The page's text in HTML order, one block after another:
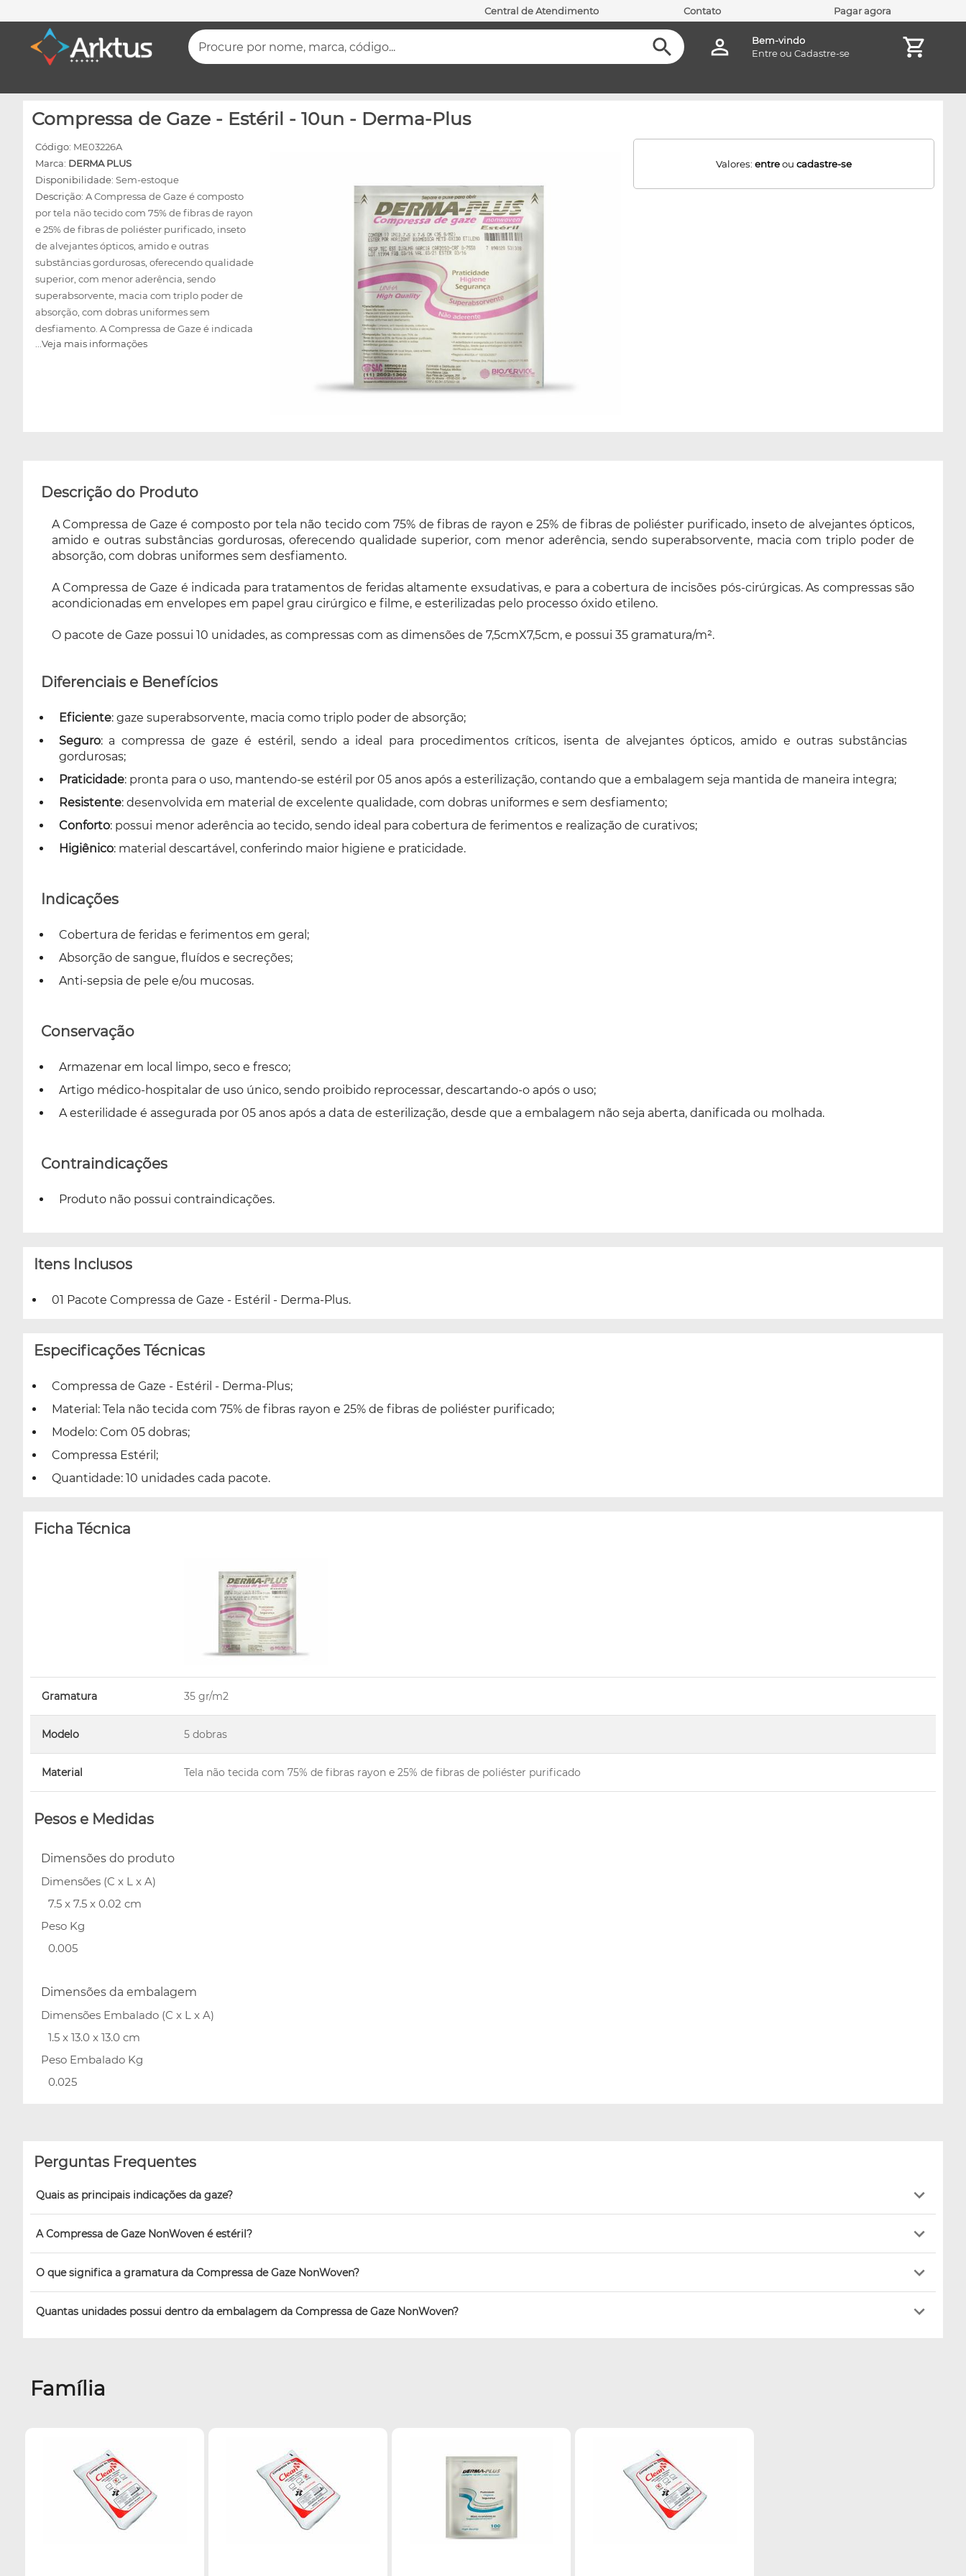
Central de Atendimento Contato Pagar agora
Procure por nome, marca, código...
Bem-vindo
Entreou Cadastre-se
Compressa de Gaze - Estéril - 10un - Derma-Plus
Código: ME03226A
Marca: DERMA PLUS
Disponibilidade: Sem-estoque
Descrição: A Compressa de Gaze é composto
por tela não tecido com 75% de fibras de rayon
e 25% de fibras de poliéster purificado, inseto
de alvejantes ópticos, amido e outras
substâncias gordurosas, oferecendo qualidade
superior, com menor aderência, sendo
superabsorvente, macia com triplo poder de
absorção, com dobras uniformes sem
desfiamento. A Compressa de Gaze é indicada
para tratamentos de feridas altamente
...Veja mais informações
Valores:entreoucadastre-se
Descrição do Produto
A Compressa de Gaze é composto por tela não tecido com 75% de fibras de rayon e 25% de fibras de poliéster purificado, inseto de alvejantes ópticos,
amido e outras substâncias gordurosas, oferecendo qualidade superior, com menor aderência, sendo superabsorvente, macia com triplo poder de
absorção, com dobras uniformes sem desfiamento.
A Compressa de Gaze é indicada para tratamentos de feridas altamente exsudativas, e para a cobertura de incisões pós-cirúrgicas. As compressas são
acondicionadas em envelopes em papel grau cirúrgico e filme, e esterilizadas pelo processo óxido etileno.
O pacote de Gaze possui 10 unidades, as compressas com as dimensões de 7,5cmX7,5cm, e possui 35 gramatura/m².
Diferenciais e Benefícios
Eficiente: gaze superabsorvente, macia como triplo poder de absorção;
Seguro: a compressa de gaze é estéril, sendo a ideal para procedimentos críticos, isenta de alvejantes ópticos, amido e outras substâncias
gordurosas;
Praticidade: pronta para o uso, mantendo-se estéril por 05 anos após a esterilização, contando que a embalagem seja mantida de maneira integra;
Resistente: desenvolvida em material de excelente qualidade, com dobras uniformes e sem desfiamento;
Conforto: possui menor aderência ao tecido, sendo ideal para cobertura de ferimentos e realização de curativos;
Higiênico: material descartável, conferindo maior higiene e praticidade.
Indicações
Cobertura de feridas e ferimentos em geral;
Absorção de sangue, fluídos e secreções;
Anti-sepsia de pele e/ou mucosas.
Conservação
Armazenar em local limpo, seco e fresco;
Artigo médico-hospitalar de uso único, sendo proibido reprocessar, descartando-o após o uso;
A esterilidade é assegurada por 05 anos após a data de esterilização, desde que a embalagem não seja aberta, danificada ou molhada.
Contraindicações
Produto não possui contraindicações.
Itens Inclusos
01 Pacote Compressa de Gaze - Estéril - Derma-Plus.
Especificações Técnicas
Compressa de Gaze - Estéril - Derma-Plus;
Material: Tela não tecida com 75% de fibras rayon e 25% de fibras de poliéster purificado;
Modelo: Com 05 dobras;
Compressa Estéril;
Quantidade: 10 unidades cada pacote.
Ficha Técnica
Gramatura 35 gr/m2
Modelo 5 dobras
Material Tela não tecida com 75% de fibras rayon e 25% de fibras de poliéster purificado
Pesos e Medidas
Dimensões do produto
Dimensões (C x L x A)
7.5 x 7.5 x 0.02 cm
Peso Kg
0.005
Dimensões da embalagem
Dimensões Embalado (C x L x A)
1.5 x 13.0 x 13.0 cm
Peso Embalado Kg
0.025
Perguntas Frequentes
Quais as principais indicações da gaze?
A Compressa de Gaze NonWoven é estéril?
O que significa a gramatura da Compressa de Gaze NonWoven?
Quantas unidades possui dentro da embalagem da Compressa de Gaze NonWoven?
Família